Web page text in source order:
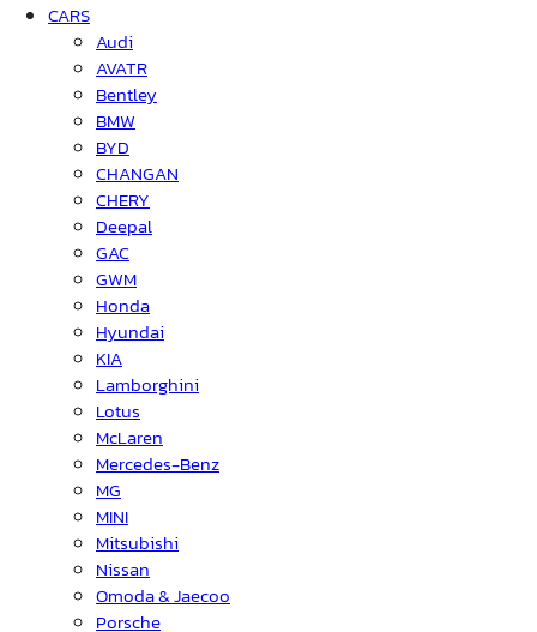
CARS
Audi
AVATR
Bentley
BMW
BYD
CHANGAN
CHERY
Deepal
GAC
GWM
Honda
Hyundai
KIA
Lamborghini
Lotus
McLaren
Mercedes-Benz
MG
MINI
Mitsubishi
Nissan
Omoda & Jaecoo
Porsche